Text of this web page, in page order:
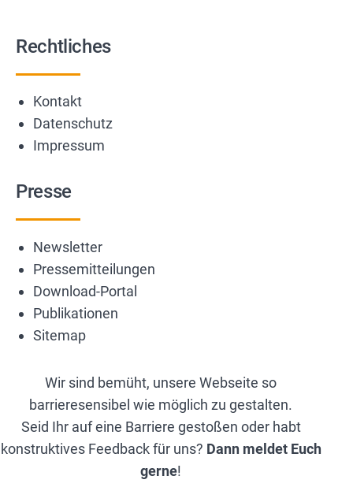
Rechtliches
Kontakt
Datenschutz
Impressum
Presse
Newsletter
Pressemitteilungen
Download-Portal
Publikationen
Sitemap
Wir sind bemüht, unsere Webseite so
barrieresensibel wie möglich zu gestalten.
Seid Ihr auf eine Barriere gestoßen oder habt
konstruktives Feedback für uns? Dann meldet Euch
gerne!